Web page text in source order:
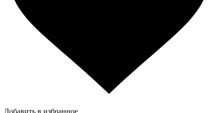
Добавить в избранное